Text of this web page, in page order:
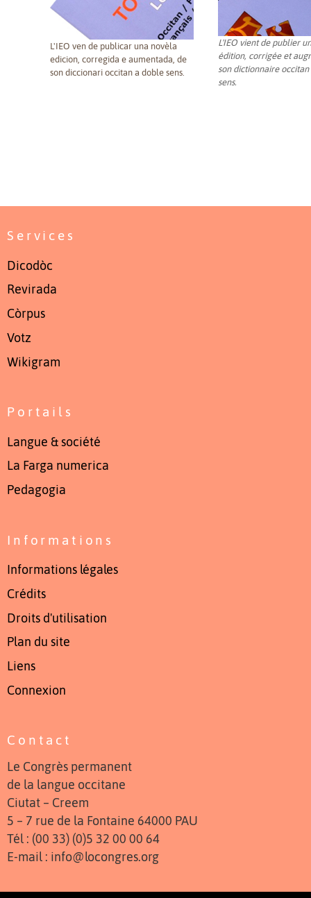
L'IEO ven de publicar una novèla
edicion, corregida e aumentada, de
son diccionari occitan a doble sens.
L'IEO vient de publier
édition, corrigée et
son dictionnaire
sens.
Services
Dicodòc
Revirada
Còrpus
Votz
Wikigram
Portails
Langue & société
La Farga numerica
Pedagogia
Informations
Informations légales
Crédits
Droits d'utilisation
Plan du site
Liens
Connexion
Contact
Le Congrès permanent
de la langue occitane
Ciutat – Creem
5 – 7 rue de la Fontaine 64000 PAU
Tél : (00 33) (0)5 32 00 00 64
E-mail : info@locongres.org